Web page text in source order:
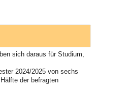
sich daraus für Studium,
2024/2025 von sechs
der befragten